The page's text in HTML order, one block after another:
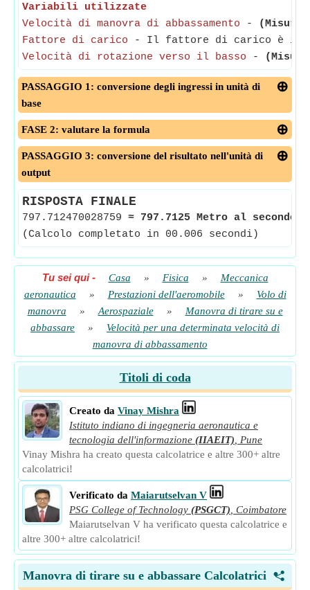
Variabili utilizzate
Velocità di manovra di abbassamento -
Fattore di carico - Il fattore di carico è il
Velocità di rotazione verso il basso -
PASSAGGIO 1: conversione degli ingressi in unità di
base
FASE 2: valutare la formula
PASSAGGIO 3: conversione del risultato nell'unità di
output
RISPOSTA FINALE
797.712470028759 ≈ 797.7125 Metro al secondo
(Calcolo completato in 00.006 secondi)
Tu sei qui- Casa » Fisica »
Meccanica
aeronautica
» Prestazioni dell'aeromobile »
Volo di
manovra
» Aerospaziale »
Manovra di tirare su e
abbassare
»
Velocità per una determinata velocità di
manovra di abbassamento
Titoli di coda
Creato da Vinay Mishra
Istituto indiano di ingegneria aeronautica e
tecnologia dell'informazione (IIAEIT)
Pune
Vinay Mishra ha creato questa calcolatrice e altre 300+ altre
calcolatrici!
Verificato da Maiarutselvan V
PSG College of Technology (PSGCT) Coimbatore
Maiarutselvan V ha verificato questa calcolatrice e
altre 300+ altre calcolatrici!
<
Manovra di tirare su e abbassare Calcolatrici